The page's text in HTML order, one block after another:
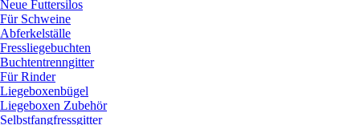
Neue Futtersilos
Für Schweine
Abferkelställe
Fressliegebuchten
Buchtentrenngitter
Für Rinder
Liegeboxenbügel
Liegeboxen Zubehör
Selbstfangfressgitter